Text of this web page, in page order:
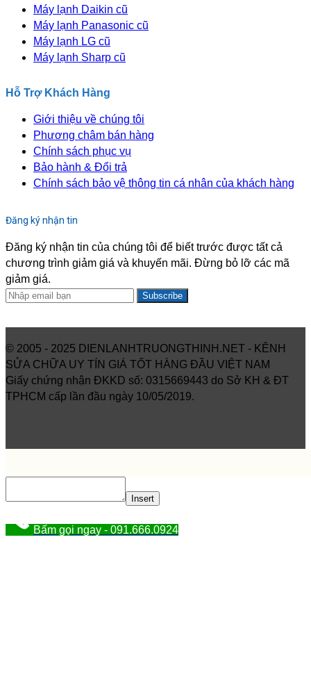
Máy lạnh Daikin cũ
Máy lạnh Panasonic cũ
Máy lạnh LG cũ
Máy lạnh Sharp cũ
Hỗ Trợ Khách Hàng
Giới thiệu về chúng tôi
Phương châm bán hàng
Chính sách phục vụ
Bảo hành & Đổi trả
Chính sách bảo vệ thông tin cá nhân của khách hàng
Đăng ký nhận tin
Đăng ký nhận tin của chúng tôi để biết trước được tất cả
chương trình giảm giá và khuyến mãi. Đừng bỏ lỡ các mã
giảm giá.
Subscribe
© 2005 - 2025 DIENLANHTRUONGTHINH.NET - KÊNH
SỬA CHỮA UY TÍN GIÁ TỐT HÀNG ĐẦU VIỆT NAM
Giấy chứng nhận ĐKKD số: 0315669443 do Sở KH & ĐT
TPHCM cấp lần đầu ngày 10/05/2019.
Insert
Bấm gọi ngay - 091.666.0924